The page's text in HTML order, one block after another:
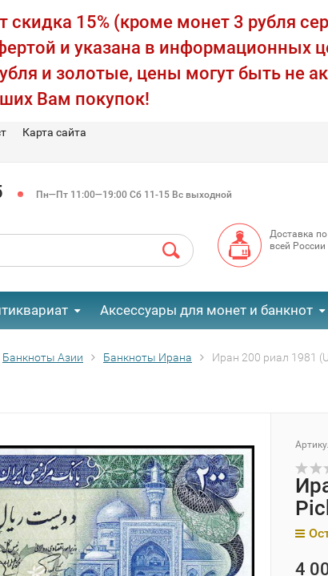
15% (кроме монет 3 рубля
и указана в информационных
и золотые, цены могут быть не
Вам покупок!
Карта сайта
Пн—Пт 11:00—19:00 Сб 11-15 Вс выходной
Доставка по
всей России
Аксессуары для монет и банкнот
Банкноты Азии Банкноты Ирана Иран 200 риал 1981
4